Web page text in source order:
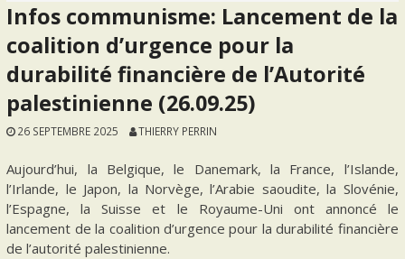
Infos communisme: Lancement de la
coalition d’urgence pour la
durabilité financière de l’Autorité
palestinienne (26.09.25)
26 SEPTEMBRE 2025 THIERRY PERRIN
Aujourd’hui, la Belgique, le Danemark, la France, l’Islande,
l’Irlande, le Japon, la Norvège, l’Arabie saoudite, la Slovénie,
l’Espagne, la Suisse et le Royaume-Uni ont annoncé le
lancement de la coalition d’urgence pour la durabilité financière
de l’autorité palestinienne.